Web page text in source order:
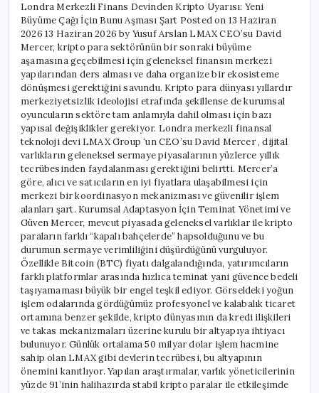
Uyarısı:
Yeni
Büyüme
Çağı
Aşması
Şart
için
Londra Merkezli Finans Devinden Kripto Uyarısı: Yeni
Büyüme Çağı İçin Bunu Aşması Şart Posted on 13 Haziran
2026 13 Haziran 2026 by Yusuf Arslan LMAX CEO’su David
Mercer, kripto para sektörünün bir sonraki büyüme
aşamasına geçebilmesi için geleneksel finansın merkezi
yapılarından ders alması ve daha organize bir ekosisteme
dönüşmesi gerektiğini savundu. Kripto para dünyası yıllardır
merkeziyetsizlik ideolojisi etrafında şekillense de kurumsal
oyuncuların sektöre tam anlamıyla dahil olması için bazı
yapısal değişiklikler gerekiyor. Londra merkezli finansal
teknoloji devi LMAX Group ‘un CEO’su David Mercer , dijital
varlıkların geleneksel sermaye piyasalarının yüzlerce yıllık
tecrübesinden faydalanması gerektiğini belirtti. Mercer’a
göre, alıcı ve satıcıların en iyi fiyatlara ulaşabilmesi için
merkezi bir koordinasyon mekanizması ve güvenilir işlem
alanları şart. Kurumsal Adaptasyon İçin Teminat Yönetimi ve
Güven Mercer, mevcut piyasada geleneksel varlıklar ile kripto
paraların farklı “kapalı bahçelerde” hapsolduğunu ve bu
durumun sermaye verimliliğini düşürdüğünü vurguluyor.
Özellikle Bitcoin (BTC) fiyatı dalgalandığında, yatırımcıların
farklı platformlar arasında hızlıca teminat yani güvence bedeli
taşıyamaması büyük bir engel teşkil ediyor. Görseldeki yoğun
işlem odalarında gördüğümüz profesyonel ve kalabalık ticaret
ortamına benzer şekilde, kripto dünyasının da kredi ilişkileri
ve takas mekanizmaları üzerine kurulu bir altyapıya ihtiyacı
bulunuyor. Günlük ortalama 50 milyar dolar işlem hacmine
sahip olan LMAX gibi devlerin tecrübesi, bu altyapının
önemini kanıtlıyor. Yapılan araştırmalar, varlık yöneticilerinin
yüzde 91’inin halihazırda stabil kripto paralar ile etkileşimde